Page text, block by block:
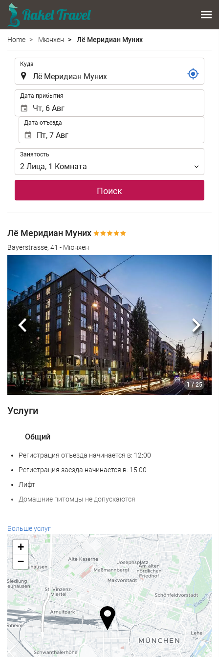
Home Мюнхен Лё Меридиан Муних
Куда
Дата прибытия
Дата отъезда
Занятость
Занятость
2 Лица, 1 Комната
Поиск
Лё Меридиан Муних
Bayerstrasse, 41 - Мюнхен
1 / 25
Предыдущий
Услуги
Общий
Регистрация отъезда начинается в: 12:00
Регистрация заезда начинается в: 15:00
Лифт
Домашние питомцы не допускаются
СПА-салон
Турецкая баня
Сауна
Фитнес-центр
Услуги ресепшн
Круглосуточная стойка регистрации
Камера хранения багажа
Больше услуг
+
−